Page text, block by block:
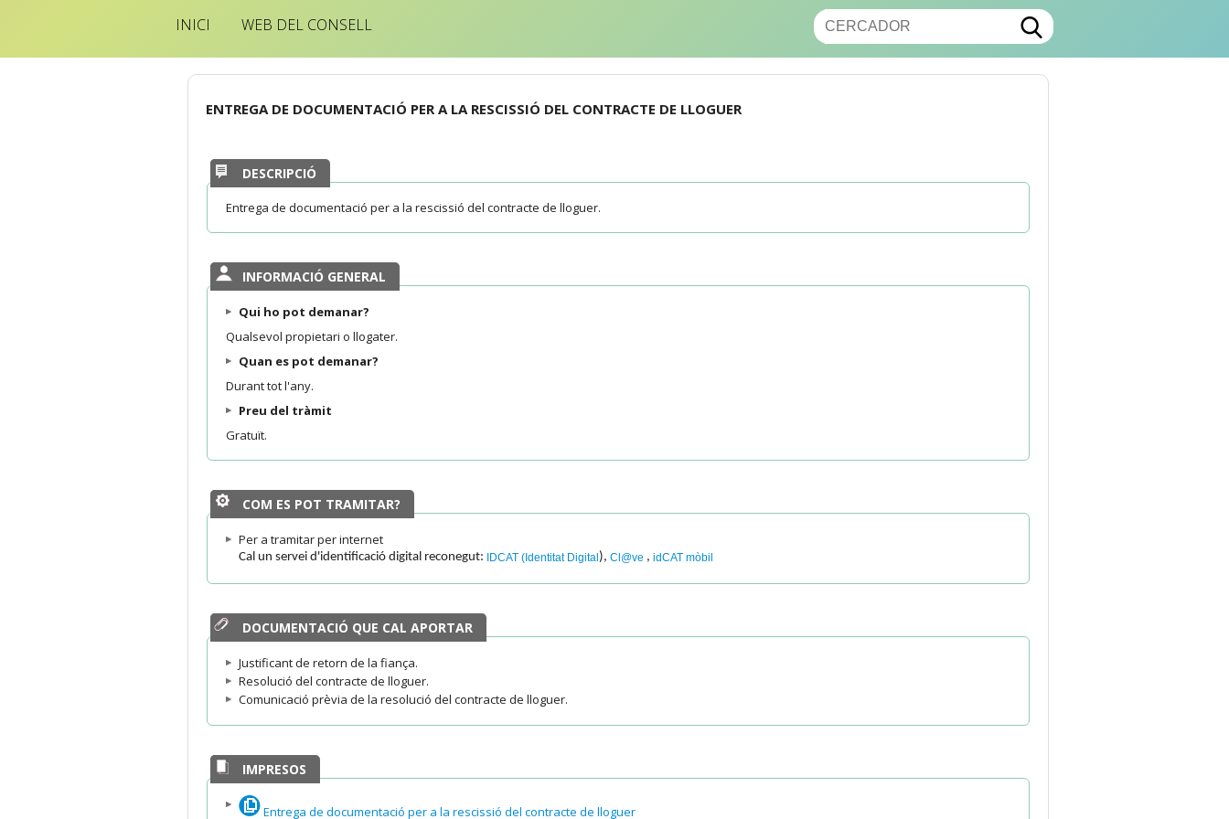
INICI WEB DEL CONSELL
ENTREGA DE DOCUMENTACIÓ PER A LA RESCISSIÓ DEL CONTRACTE DE LLOGUER
DESCRIPCIÓ
Entrega de documentació per a la rescissió del contracte de lloguer.
INFORMACIÓ GENERAL
Qui ho pot demanar?
Qualsevol propietari o llogater.
Quan es pot demanar?
Durant tot l'any.
Preu del tràmit
Gratuït.
COM ES POT TRAMITAR?
Per a tramitar per internet
Cal un servei d'identificació digital reconegut: IDCAT (Identitat Digital), Cl@ve , idCAT mòbil
DOCUMENTACIÓ QUE CAL APORTAR
Justificant de retorn de la fiança.
Resolució del contracte de lloguer.
Comunicació prèvia de la resolució del contracte de lloguer.
IMPRESOS
Entrega de documentació per a la rescissió del contracte de lloguer